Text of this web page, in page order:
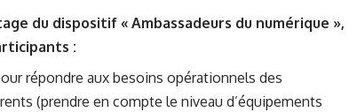
du dispositif « Ambassadeurs du numérique »,
:
répondre aux besoins opérationnels des
(prendre en compte le niveau d’équipements